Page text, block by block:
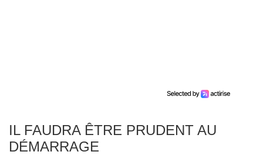
IL FAUDRA ÊTRE PRUDENT AU
DÉMARRAGE